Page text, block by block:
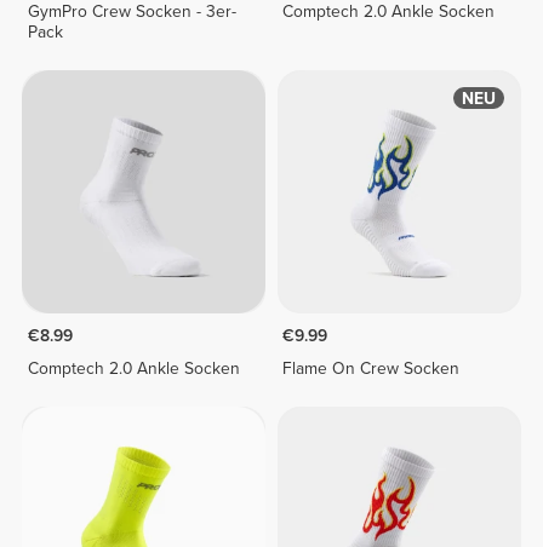
GymPro Crew Socken - 3er-
Pack
Comptech 2.0 Ankle Socken
€8.99
Comptech 2.0 Ankle Socken
NEU
€9.99
Flame On Crew Socken